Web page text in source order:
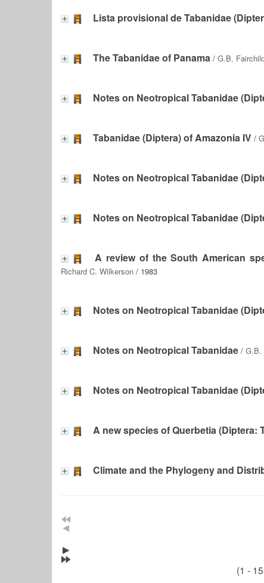
Lista provisional de Tabanidae
The Tabanidae of Panama / G.B.
Notes on Neotropical Tabanidae
Tabanidae (Diptera) of Amazonia IV /
Notes on Neotropical Tabanidae
Notes on Neotropical Tabanidae
A review of the South American
Richard C. Wilkerson / 1983
Notes on Neotropical Tabanidae
Notes on Neotropical Tabanidae / G.B.
Notes on Neotropical Tabanidae
A new species of Querbetia (Diptera:
Climate and the Phylogeny and
(1 -